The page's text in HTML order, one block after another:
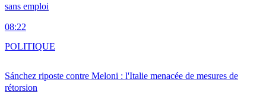
sans emploi
08:22
Sánchez riposte contre Meloni : l'Italie menacée de mesures de
rétorsion
POLITIQUE